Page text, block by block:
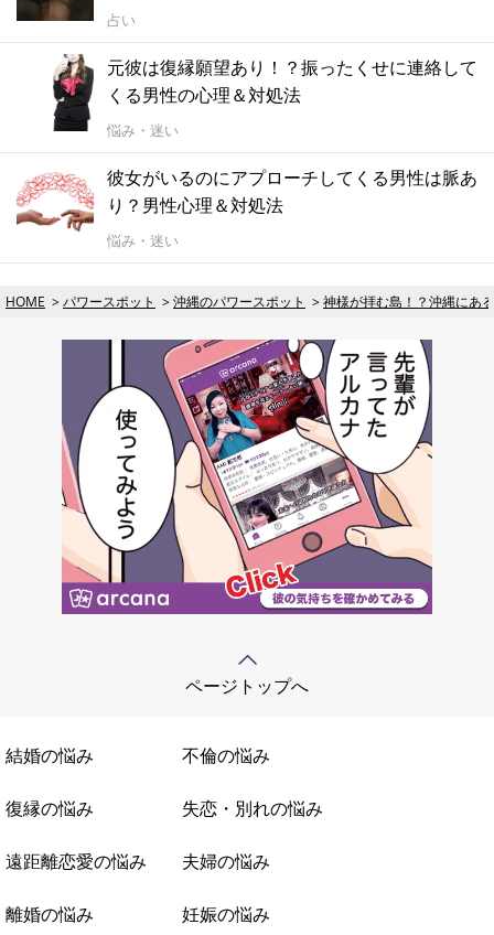
占い
元彼は復縁願望あり！？振ったくせに連絡して
くる男性の心理＆対処法
悩み・迷い
彼女がいるのにアプローチしてくる男性は脈あ
り？男性心理＆対処法
悩み・迷い
HOME パワースポット 沖縄のパワースポット 神様が拝む島！？沖縄にあ
ページトップへ
結婚の悩み 不倫の悩み
復縁の悩み 失恋・別れの悩み
遠距離恋愛の悩み 夫婦の悩み
離婚の悩み 妊娠の悩み